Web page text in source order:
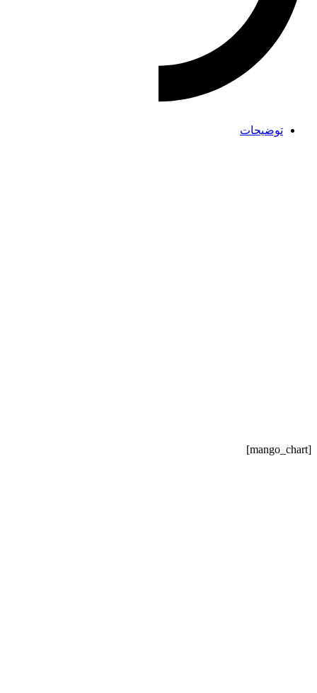
توضیحات
[mango_chart]